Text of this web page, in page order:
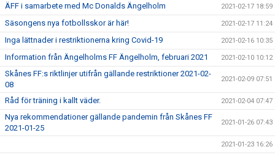
ÄFF i samarbete med Mc Donalds Ängelholm 2021-02-17 18:59
Säsongens nya fotbollsskor är här! 2021-02-17 11:24
Inga lättnader i restriktionerna kring Covid-19 2021-02-16 10:35
Information från Ängelholms FF Ängelholm, februari 2021 2021-02-10 10:12
Skånes FF:s riktlinjer utifrån gällande restriktioner 2021-02-
08
2021-02-09 07:51
Råd för träning i kallt väder. 2021-02-04 07:47
Nya rekommendationer gällande pandemin från Skånes FF
2021-01-25
2021-01-26 07:43
2021-01-23 16:26